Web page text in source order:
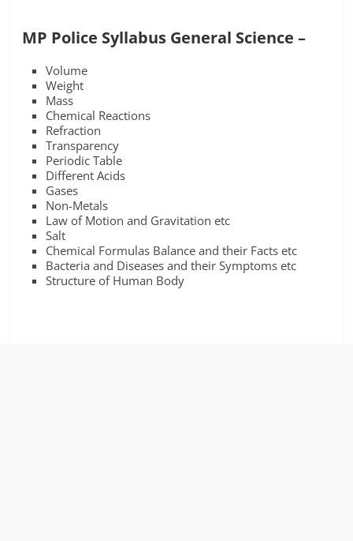
MP Police Syllabus General Science –
Volume
Weight
Mass
Chemical Reactions
Refraction
Transparency
Periodic Table
Different Acids
Gases
Non-Metals
Law of Motion and Gravitation etc
Salt
Chemical Formulas Balance and their Facts etc
Bacteria and Diseases and their Symptoms etc
Structure of Human Body